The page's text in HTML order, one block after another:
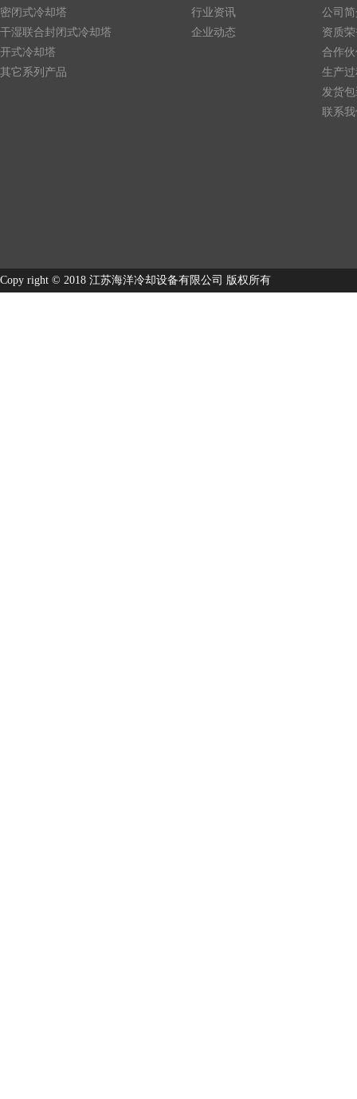
密闭式冷却塔
干湿联合封闭式冷却塔
开式冷却塔
其它系列产品
行业资讯
企业动态
公司
资质
合作
生产
发货
联系
Copy right © 2018 江苏海洋冷却设备有限公司 版权所有